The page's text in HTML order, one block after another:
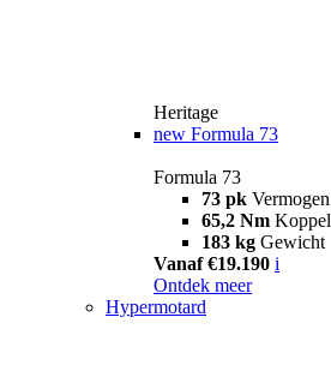
Heritage
new Formula 73
Formula 73
73 pk Vermogen
65,2 Nm Koppel
183 kg Gewicht
Vanaf €19.190 i
Ontdek meer
Hypermotard